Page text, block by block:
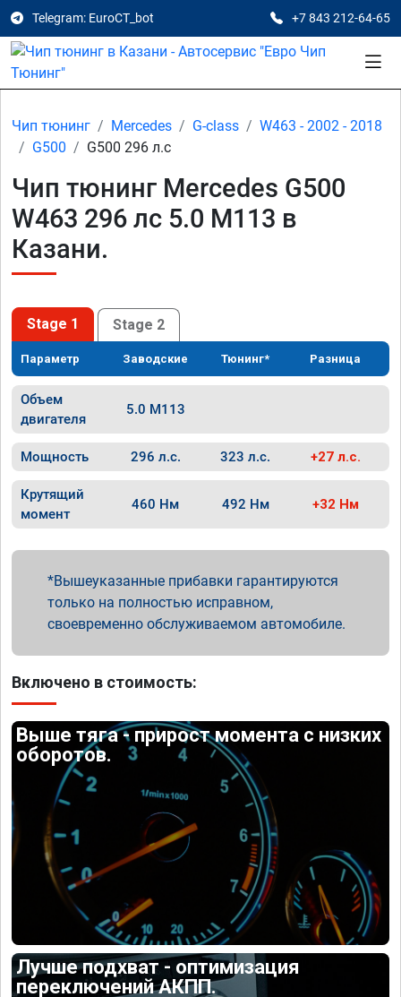
Telegram: EuroCT_bot +7 843 212-64-65
Чип тюнинг Mercedes G-class
W463 - 2002 - 2018
G500
G500 296 л.с
Чип тюнинг Mercedes G500
W463 296 лс 5.0 M113 в
Казани.
Stage 1 Stage 2
Параметр Заводские Тюнинг* Разница
Объем
двигателя
5.0 M113
Мощность 296 л.с. 323 л.с. +27 л.с.
Крутящий
момент
460 Нм 492 Нм +32 Нм
Вышеуказанные прибавки гарантируются
только на полностью исправном,
своевременно обслуживаемом автомобиле.
Включено в стоимость:
Выше тяга - прирост момента с низких
оборотов.
Лучше подхват - оптимизация
переключений АКПП.